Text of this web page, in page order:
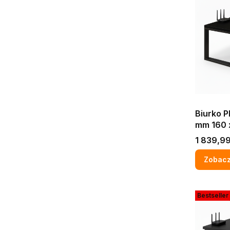
Biurko
mm 160
PRO
Cena
1
Bestseller